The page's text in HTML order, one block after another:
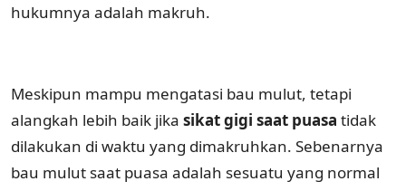
hukumnya adalah makruh.
Meskipun mampu mengatasi bau mulut, tetapi
alangkah lebih baik jika sikat gigi saat puasa tidak
dilakukan di waktu yang dimakruhkan. Sebenarnya
bau mulut saat puasa adalah sesuatu yang normal